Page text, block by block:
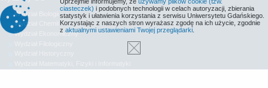
Wydział Biologii
Wydział Chemii
Wydział Ekonomiczny
ciasteczek) i podobnych technologii w celach autoryzacji, zbierania
statystyk i ułatwienia korzystania z serwisu Uniwersytetu Gdańskiego.
Korzystając z naszych stron wyrażasz zgodę na ich użycie, zgodnie
z aktualnymi ustawieniami Twojej przeglądarki